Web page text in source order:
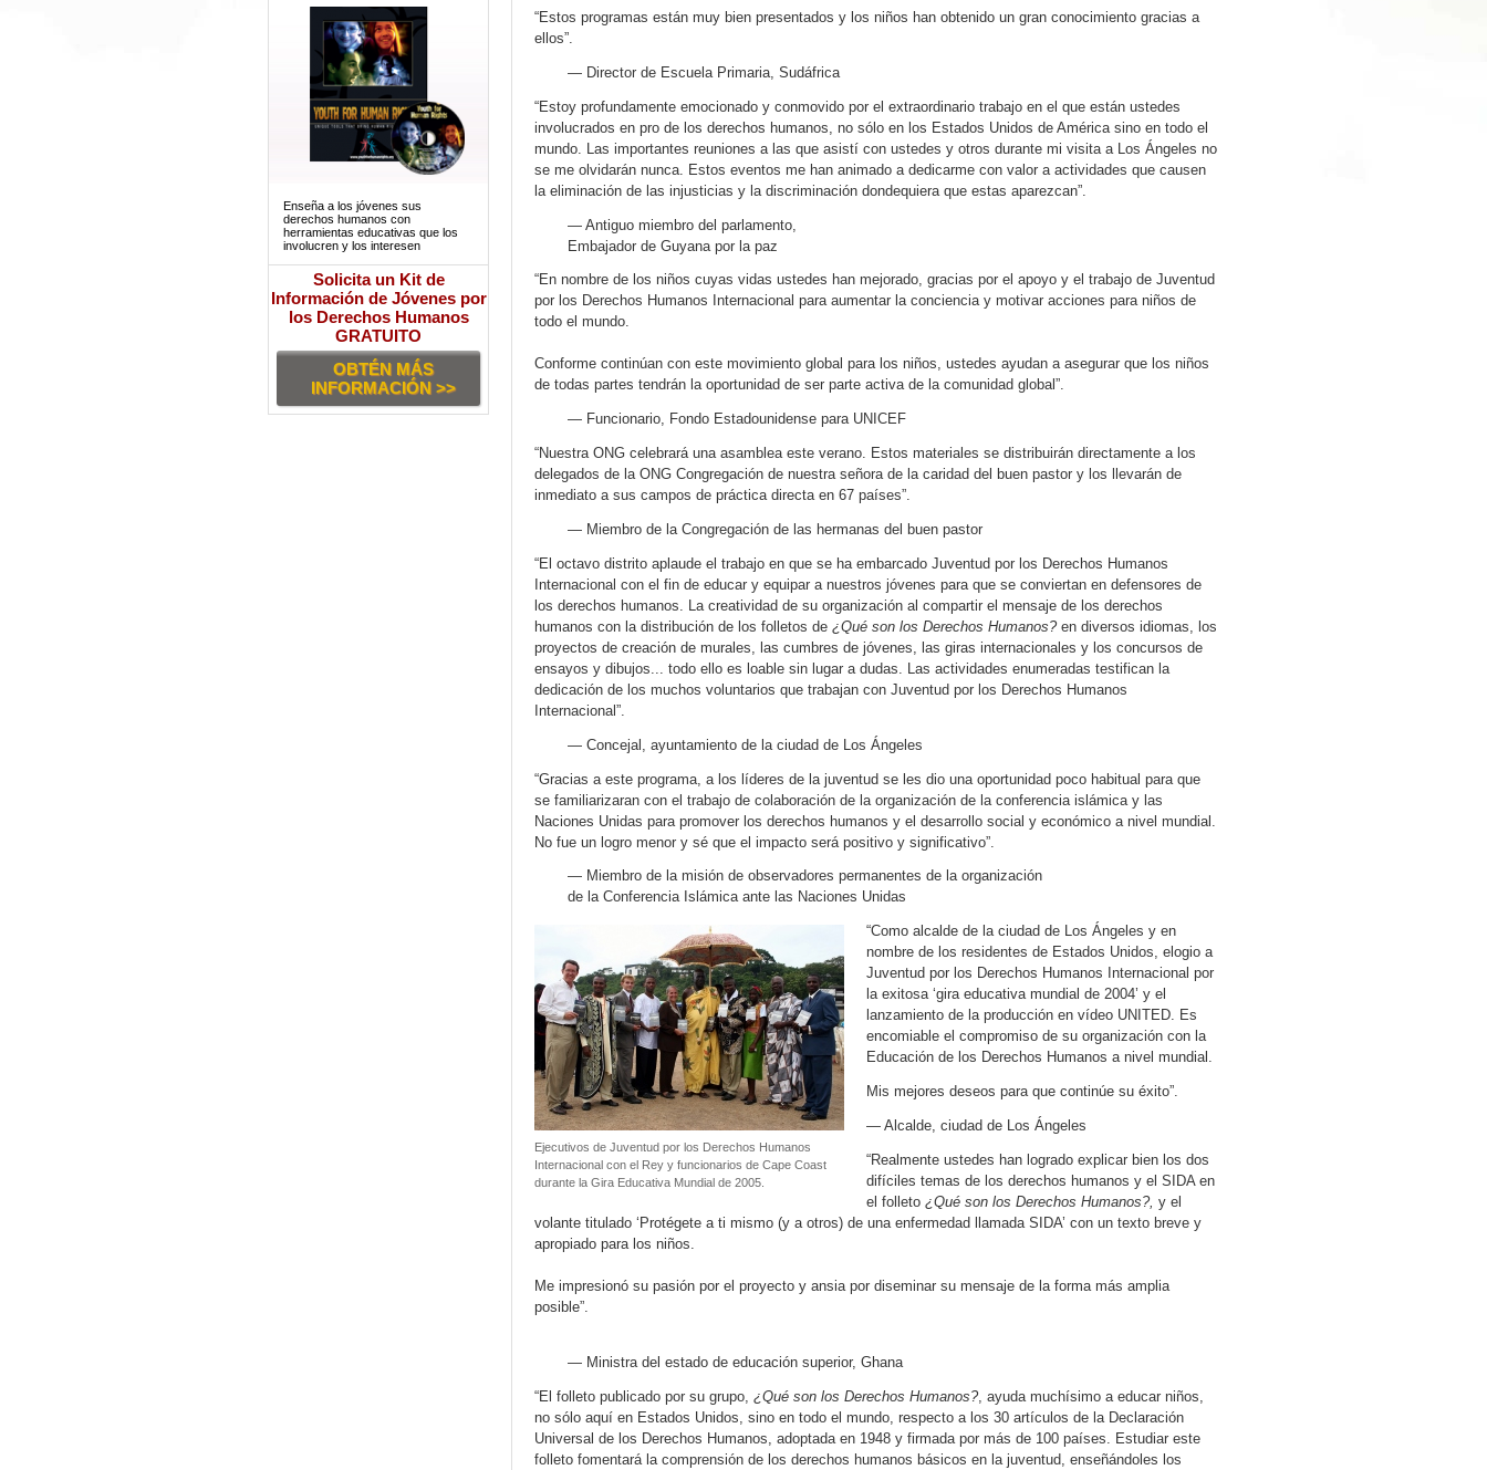
Enseña a los jóvenes sus
derechos humanos con
herramientas educativas que los
involucren y los interesen
Solicita un Kit de
Información de Jóvenes por
los Derechos Humanos
GRATUITO
OBTÉN MÁS
INFORMACIÓN >>
“Estos programas están muy bien presentados y los niños han obtenido un gran conocimiento gracias a
ellos”.
— Director de Escuela Primaria, Sudáfrica
“Estoy profundamente emocionado y conmovido por el extraordinario trabajo en el que están ustedes
involucrados en pro de los derechos humanos, no sólo en los Estados Unidos de América sino en todo el
mundo. Las importantes reuniones a las que asistí con ustedes y otros durante mi visita a Los Ángeles no
se me olvidarán nunca. Estos eventos me han animado a dedicarme con valor a actividades que causen
la eliminación de las injusticias y la discriminación dondequiera que estas aparezcan”.
— Antiguo miembro del parlamento,
Embajador de Guyana por la paz
“En nombre de los niños cuyas vidas ustedes han mejorado, gracias por el apoyo y el trabajo de Juventud
por los Derechos Humanos Internacional para aumentar la conciencia y motivar acciones para niños de
todo el mundo.
Conforme continúan con este movimiento global para los niños, ustedes ayudan a asegurar que los niños
de todas partes tendrán la oportunidad de ser parte activa de la comunidad global”.
— Funcionario, Fondo Estadounidense para UNICEF
“Nuestra ONG celebrará una asamblea este verano. Estos materiales se distribuirán directamente a los
delegados de la ONG Congregación de nuestra señora de la caridad del buen pastor y los llevarán de
inmediato a sus campos de práctica directa en 67 países”.
— Miembro de la Congregación de las hermanas del buen pastor
“El octavo distrito aplaude el trabajo en que se ha embarcado Juventud por los Derechos Humanos
Internacional con el fin de educar y equipar a nuestros jóvenes para que se conviertan en defensores de
los derechos humanos. La creatividad de su organización al compartir el mensaje de los derechos
humanos con la distribución de los folletos de ¿Qué son los Derechos Humanos?en diversos idiomas, los
proyectos de creación de murales, las cumbres de jóvenes, las giras internacionales y los concursos de
ensayos y dibujos... todo ello es loable sin lugar a dudas. Las actividades enumeradas testifican la
dedicación de los muchos voluntarios que trabajan con Juventud por los Derechos Humanos
Internacional”.
— Concejal, ayuntamiento de la ciudad de Los Ángeles
“Gracias a este programa, a los líderes de la juventud se les dio una oportunidad poco habitual para que
se familiarizaran con el trabajo de colaboración de la organización de la conferencia islámica y las
Naciones Unidas para promover los derechos humanos y el desarrollo social y económico a nivel mundial.
No fue un logro menor y sé que el impacto será positivo y significativo”.
— Miembro de la misión de observadores permanentes de la organización
de la Conferencia Islámica ante las Naciones Unidas
Ejecutivos de Juventud por los Derechos Humanos
Internacional con el Rey y funcionarios de Cape Coast
durante la Gira Educativa Mundial de 2005.
“Como alcalde de la ciudad de Los Ángeles y en
nombre de los residentes de Estados Unidos, elogio a
Juventud por los Derechos Humanos Internacional por
la exitosa ‘gira educativa mundial de 2004’ y el
lanzamiento de la producción en vídeo UNITED. Es
encomiable el compromiso de su organización con la
Educación de los Derechos Humanos a nivel mundial.
Mis mejores deseos para que continúe su éxito”.
— Alcalde, ciudad de Los Ángeles
“Realmente ustedes han logrado explicar bien los dos
difíciles temas de los derechos humanos y el SIDA en
el folleto ¿Qué son los Derechos Humanos?, y el
volante titulado ‘Protégete a ti mismo (y a otros) de una enfermedad llamada SIDA’ con un texto breve y
apropiado para los niños.
Me impresionó su pasión por el proyecto y ansia por diseminar su mensaje de la forma más amplia
posible”.
— Ministra del estado de educación superior, Ghana
“El folleto publicado por su grupo, ¿Qué son los Derechos Humanos?, ayuda muchísimo a educar niños,
no sólo aquí en Estados Unidos, sino en todo el mundo, respecto a los 30 artículos de la Declaración
Universal de los Derechos Humanos, adoptada en 1948 y firmada por más de 100 países. Estudiar este
folleto fomentará la comprensión de los derechos humanos básicos en la juventud, enseñándoles los